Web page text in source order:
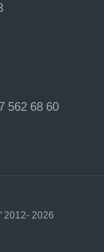
562 68 60
2012- 2026